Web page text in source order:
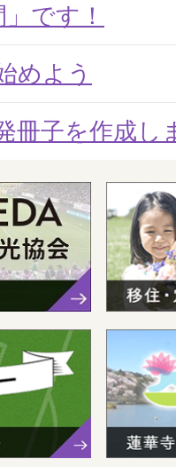
です！
めよう
冊子を作成し